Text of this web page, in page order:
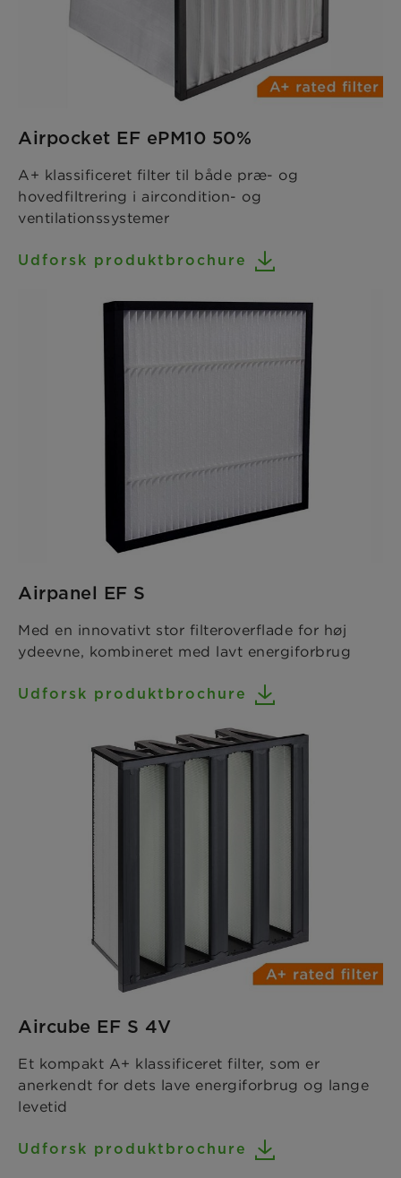
Airpocket EF ePM10 50%
A+ klassificeret filter til både præ- og
hovedfiltrering i aircondition- og
ventilationssystemer
Udforsk produktbrochure
Airpanel EF S
Med en innovativt stor filteroverflade for høj
ydeevne, kombineret med lavt energiforbrug
Udforsk produktbrochure
Aircube EF S 4V
Et kompakt A+ klassificeret filter, som er
anerkendt for dets lave energiforbrug og lange
levetid
Udforsk produktbrochure